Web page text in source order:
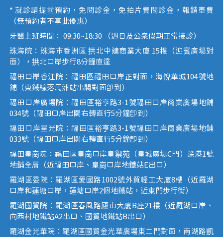
* 就診請提前預約，免問診金，免拍片費問診金，報銷車費
（無預約者不享此優惠）
牙醫上班時間： 09:30~18:30 （週日及公眾假期正常接診）
珠海院：珠海市香洲區 拱北中建商業大廈 15樓（迎賓廣場對
面），拱北口岸步行8分鐘直達
福田口岸香江院：福田區福田口岸正對面，海悅華城104號地
鋪（東鐵線落馬洲站出關對面即到）
福田口岸廣場院：福田區裕亨路3-1號福田口岸商業廣場地鋪
034號（福田口岸出關右轉直行5分鐘即到）
福田口岸星光院：福田區裕亨路3-1號福田口岸商業廣場地鋪
033號（福田口岸出關右轉直行5分鐘即到）
福田皇崗院：福田區皇崗口岸皇禦苑（皇城廣場C門）深港1號
地鋪全層（近福田口岸、皇崗口岸地鐵站E出口）
羅湖區委院：羅湖區愛國路1002號外貿輕工大廈8樓（近羅湖
口岸和蓮塘口岸，蓮塘口岸2個地鐵站，近東門步行街）
羅湖國貿院：羅湖區春風路廬山大廈B座21樓（近羅湖口岸、
向西村地鐵站A2出口、國貿地鐵站B出口）
羅湖金光華院：羅湖區國貿金光華廣場東二門對面，南湖路凱